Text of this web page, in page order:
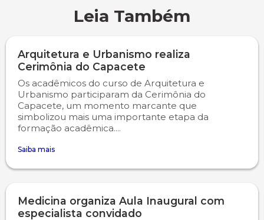
Leia Também
Arquitetura e Urbanismo realiza
Cerimônia do Capacete
Os acadêmicos do curso de Arquitetura e
Urbanismo participaram da Cerimônia do
Capacete, um momento marcante que
simbolizou mais uma importante etapa da
formação acadêmica....
Saiba mais
Medicina organiza Aula Inaugural com
especialista convidado
Medicina Veterinária
Odontologia
Psicologia
Publicidade e Propaganda
Minha Biblioteca
Núcleo de Apoio Psicopedagógico
Plano de Ensino
Segunda Chamada
Seguro Escolar
Sapien
Portal do Egresso
Programa de Monitoria
Publicações Científicas
Revistas Campo Real
WhatsApp Campo Real